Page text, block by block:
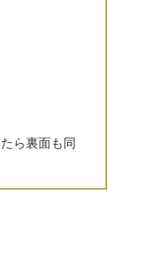
ら裏面も同